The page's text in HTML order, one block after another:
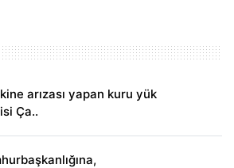
arızası yapan kuru yük
Ça..